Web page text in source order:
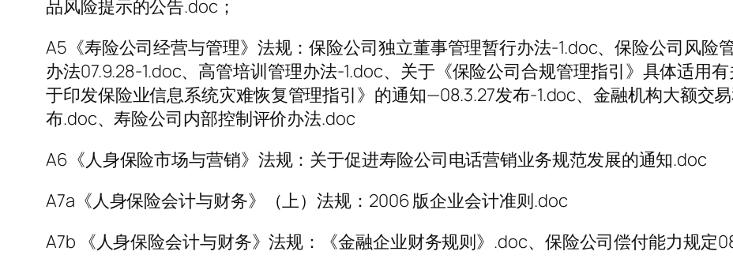
品风险提示的公告.doc；
A5《寿险公司经营与管理》法规：保险公司独立董事管理暂行办法-1.doc、保险公司风险
办法07.9.28-1.doc、高管培训管理办法-1.doc、关于《保险公司合规管理指引》具体适用
于印发保险业信息系统灾难恢复管理指引》的通知—08.3.27发布-1.doc、金融机构大额交
布.doc、寿险公司内部控制评价办法.doc
A6《人身保险市场与营销》法规：关于促进寿险公司电话营销业务规范发展的通知.doc
A7a《人身保险会计与财务》（上）法规：2006 版企业会计准则.doc
A7b 《人身保险会计与财务》法规：《金融企业财务规则》.doc、保险公司偿付能力规定